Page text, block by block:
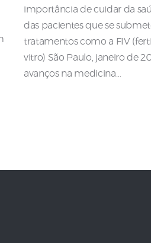
importância de cuidar da
das pacientes que se
tratamentos como a FIV
vitro) São Paulo, janeiro de
avanços na medicina…